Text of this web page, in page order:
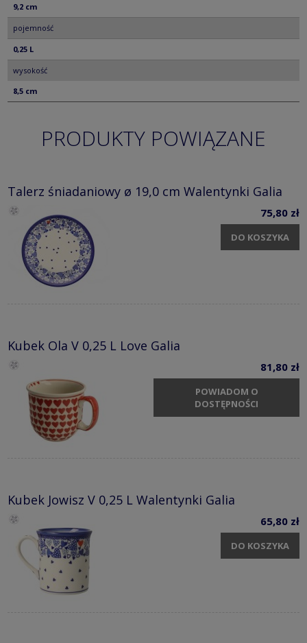
9,2 cm
pojemność
0,25 L
wysokość
8,5 cm
PRODUKTY POWIĄZANE
Talerz śniadaniowy ø 19,0 cm Walentynki Galia
75,80 zł
DO KOSZYKA
Kubek Ola V 0,25 L Love Galia
81,80 zł
POWIADOM O
DOSTĘPNOŚCI
Kubek Jowisz V 0,25 L Walentynki Galia
65,80 zł
DO KOSZYKA